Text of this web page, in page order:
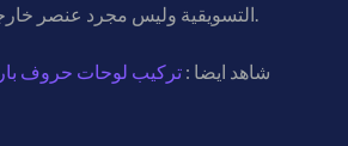
التسويقية وليس مجرد عنصر خارجي يوضع على الواجهة.
شاهد ايضا : تركيب لوحات حروف